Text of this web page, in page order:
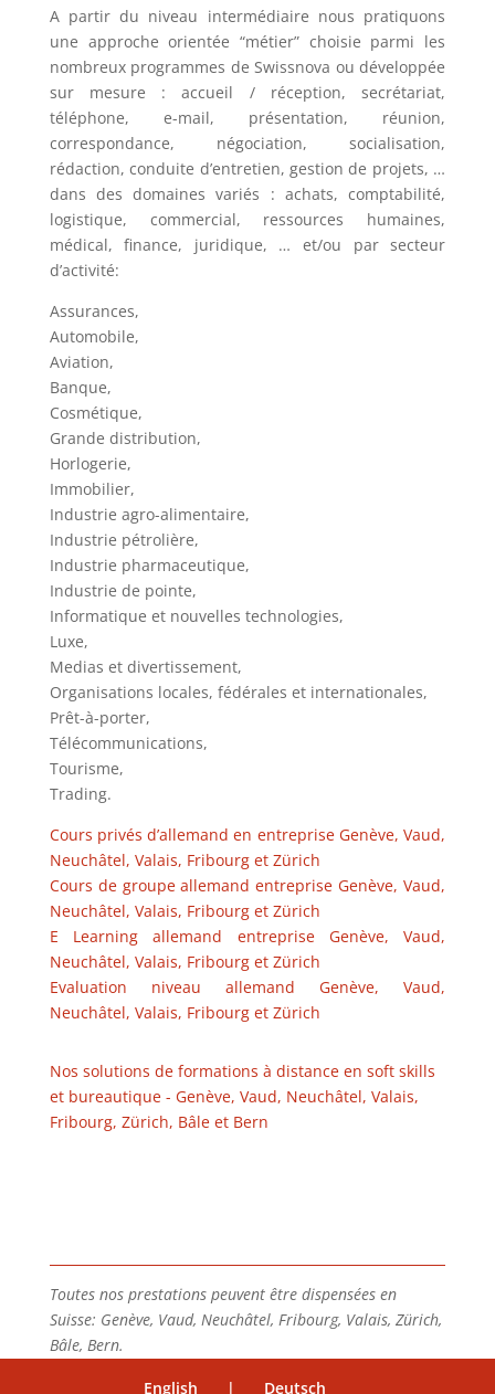
A partir du niveau intermédiaire nous pratiquons
une approche orientée “métier” choisie parmi les
nombreux programmes de Swissnova ou développée
sur mesure : accueil / réception, secrétariat,
téléphone, e-mail, présentation, réunion,
correspondance, négociation, socialisation,
rédaction, conduite d’entretien, gestion de projets, …
dans des domaines variés : achats, comptabilité,
logistique, commercial, ressources humaines,
médical, finance, juridique, … et/ou par secteur
d’activité:
Assurances,
Automobile,
Aviation,
Banque,
Cosmétique,
Grande distribution,
Horlogerie,
Immobilier,
Industrie agro-alimentaire,
Industrie pétrolière,
Industrie pharmaceutique,
Industrie de pointe,
Informatique et nouvelles technologies,
Luxe,
Medias et divertissement,
Organisations locales, fédérales et internationales,
Prêt-à-porter,
Télécommunications,
Tourisme,
Trading.
Cours privés d’allemand en entreprise Genève, Vaud,
Neuchâtel, Valais, Fribourg et Zürich
Cours de groupe allemand entreprise Genève, Vaud,
Neuchâtel, Valais, Fribourg et Zürich
E Learning allemand entreprise Genève, Vaud,
Neuchâtel, Valais, Fribourg et Zürich
Evaluation niveau allemand Genève, Vaud,
Neuchâtel, Valais, Fribourg et Zürich
Nos solutions de formations à distance en soft skills
et bureautique - Genève, Vaud, Neuchâtel, Valais,
Fribourg, Zürich, Bâle et Bern
Toutes nos prestations peuvent être dispensées en
Suisse: Genève, Vaud, Neuchâtel, Fribourg, Valais, Zürich,
Bâle, Bern.
English | Deutsch